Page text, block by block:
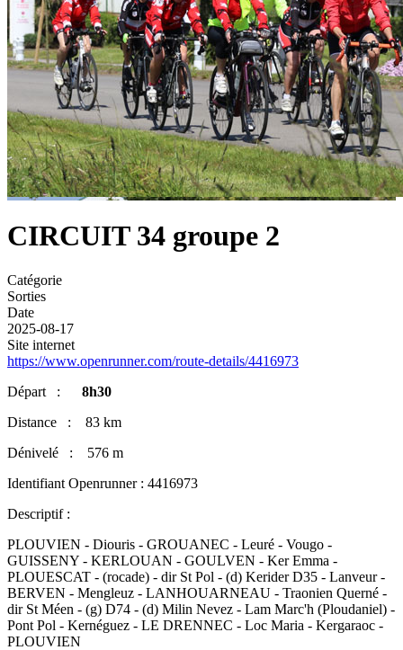
CIRCUIT 34 groupe 2
Catégorie
Sorties
Date
2025-08-17
Site internet
https://www.openrunner.com/route-details/4416973
Départ :
8h30
Distance : 83 km
Dénivelé : 576 m
Identifiant Openrunner : 4416973
Descriptif :
PLOUVIEN - Diouris - GROUANEC - Leuré - Vougo -
GUISSENY - KERLOUAN - GOULVEN - Ker Emma -
PLOUESCAT - (rocade) - dir St Pol - (d) Kerider D35 - Lanveur -
BERVEN - Mengleuz - LANHOUARNEAU - Traonien Querné -
dir St Méen - (g) D74 - (d) Milin Nevez - Lam Marc'h (Ploudaniel) -
Pont Pol - Kernéguez - LE DRENNEC - Loc Maria - Kergaraoc -
PLOUVIEN